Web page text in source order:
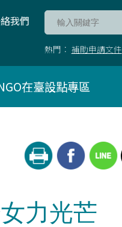
我們
熱門： 補助申請文件
在臺設點專區
力光芒